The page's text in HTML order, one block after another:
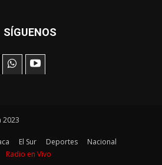
SÍGUENOS
2023
El Sur Deportes
Nacional
Radio en Vivo